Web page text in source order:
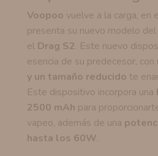
Voopoo vuelve a la carga, en
presenta su nuevo modelo
el Drag S2. Este nuevo
esencia de su predecesor, con
y un tamaño reducido te
Este dispositivo incorpora una
2500 mAh para
vapeo, además de una
hasta los 60W.